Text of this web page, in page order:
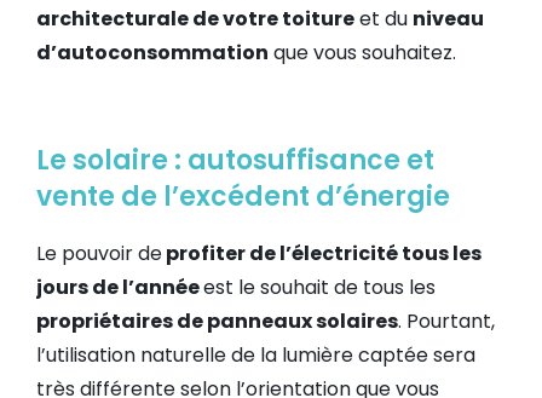
architecturale de votre toitureet du niveau
d’autoconsommation que vous souhaitez.
Le solaire : autosuffisance et
vente de l’excédent d’énergie
Le pouvoir deprofiter de l’électricité tous les
jours de l’annéeest le souhait de tous les
propriétaires de panneaux solaires. Pourtant,
l’utilisation naturelle de la lumière captée sera
très différente selon l’orientation que vous